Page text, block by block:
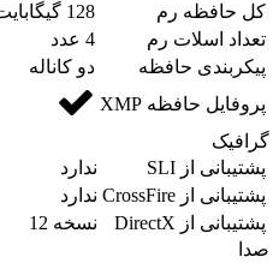
کل حافظه رم
128 گیگابایت
تعداد اسلات رم
4 عدد
پیکربندی حافظه
دو کاناله
پروفایل حافظه XMP
گرافیک
پشتیبانی از SLI
ندارد
پشتیبانی از CrossFire
ندارد
پشتیبانی از DirectX
نسخه 12
صدا